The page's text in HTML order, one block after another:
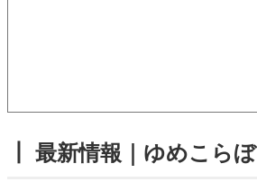
┃ 最新情報｜ゆめこらぼ